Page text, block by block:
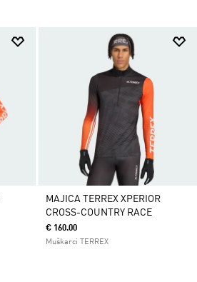
MAJICA TERREX XPERIOR
CROSS-COUNTRY RACE
€ 160.00
Muškarci TERREX